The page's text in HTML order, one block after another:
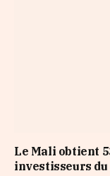
Le Mali obtient
investisseurs du